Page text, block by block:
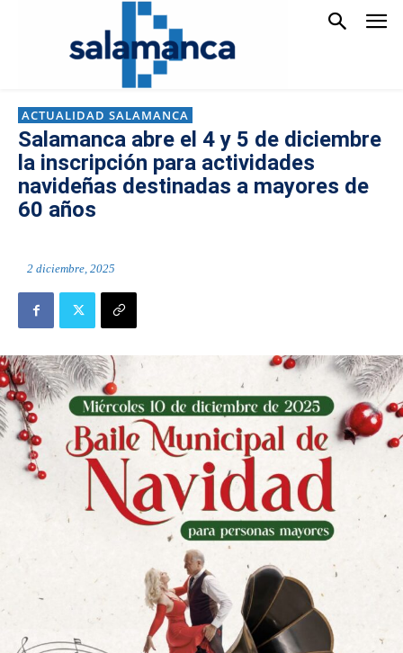
ACTUALIDAD SALAMANCA
Salamanca abre el 4 y 5 de diciembre
la inscripción para actividades
navideñas destinadas a mayores de
60 años
2 diciembre, 2025